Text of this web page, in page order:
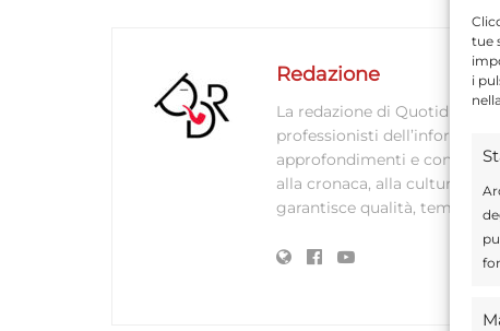
tue
i
Redazione
La redazione di
professionisti
approfondimenti e contenuti
alla cronaca, alla cultura e
garantisce qualità,